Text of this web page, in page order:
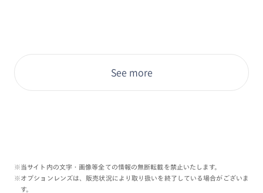
See more
※当サイト内の文字・画像等全ての情報の無断転載を禁止いたします。
※オプションレンズは、販売状況により取り扱いを終了している場合がございま
す。